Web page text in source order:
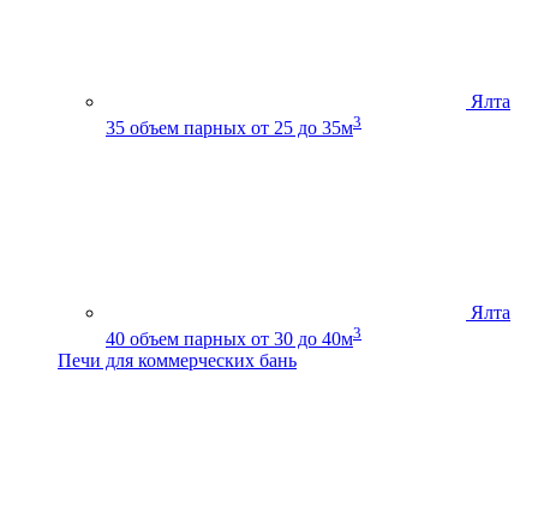
Ялта
35 объем парных от 25 до 35м3
Ялта
40 объем парных от 30 до 40м3
Печи для коммерческих бань